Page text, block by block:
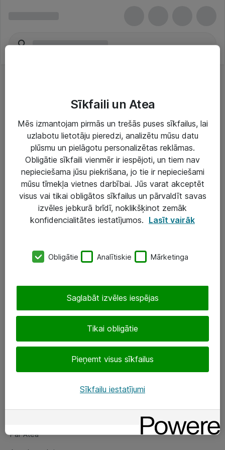
Risinājumi & Pakalpojumi
IT serviss un atbalsts
IT infrastruktūra
Darba vietu IT risinājumi
Serveri un datu centri
SIA „ATEA”
eShop@atea.lv
Sekojiet mums
Par Atea
Par Atea
Sīkfaili un Atea
Mēs izmantojam pirmās un trešās puses sīkfailus, lai
uzlabotu lietotāju pieredzi, analizētu mūsu datu
plūsmu un pielāgotu personalizētas reklāmas.
Obligātie sīkfaili vienmēr ir iespējoti, un tiem nav
nepieciešama jūsu piekrišana, jo tie ir nepieciešami
mūsu tīmekļa vietnes darbībai. Jūs varat akceptēt
visus vai tikai obligātos sīkfailus un pārvaldīt savas
izvēles jebkurā brīdī, noklikšķinot zemāk
konfidencialitātes iestatījumos. Lasīt vairāk
Obligātie Analītiskie Mārketinga
Tikai obligātie
Pieņemt visus sīkfailus
Saglabāt izvēles iespējas
Sīkfailu iestatījumi